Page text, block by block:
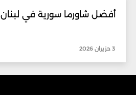
أفضل شاورما سورية في لبنان
3 حزيران 2026